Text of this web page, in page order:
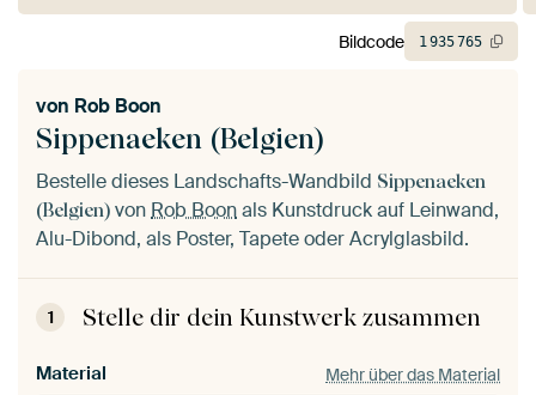
Sippenaeken (Belgien)
von Rob Boon
Bestelle dieses Landschafts-Wandbild Sippenaeken
(Belgien) vonRob Boonals Kunstdruck auf Leinwand,
Alu-Dibond, als Poster, Tapete oder Acrylglasbild.
1 Stelle dir dein Kunstwerk zusammen
Material Mehr über das Material
Bildcode 1935765